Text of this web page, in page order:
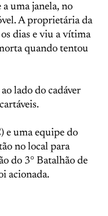
uma janela, no
A proprietária da
dias e viu a vítima
quando tentou
lado do cadáver
e uma equipe do
no local para
do 3° Batalhão de
acionada.